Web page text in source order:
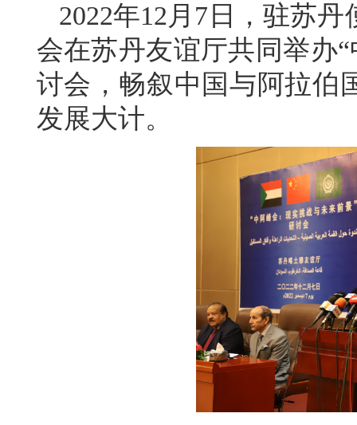
2022年12月7日，驻苏
会在苏丹友谊厅共同举办
讨会，畅叙中国与阿拉伯
发展大计。